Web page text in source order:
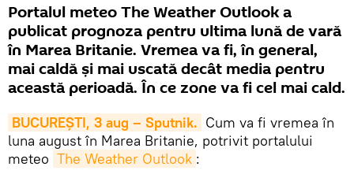
Portalul meteo The Weather Outlook a
publicat prognoza pentru ultima lună de vară
în Marea Britanie. Vremea va fi, în general,
mai caldă şi mai uscată decât media pentru
această perioadă. În ce zone va fi cel mai cald.
BUCUREŞTI, 3 aug – Sputnik. Cum va fi vremea în
luna august în Marea Britanie, potrivit portalului
meteo The Weather Outlook :